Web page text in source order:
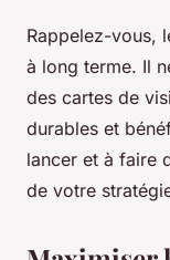
Rappelez-vous,
à long terme. Il
des cartes de
durables et
lancer et à faire
de votre